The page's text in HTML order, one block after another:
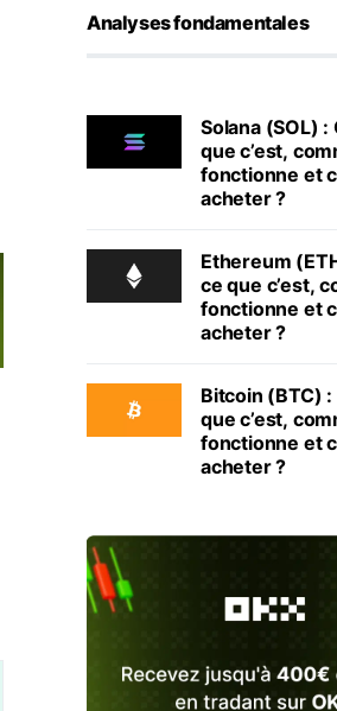
Analyses fondamentales
Solana (SOL) :
que c’est,
fonctionne et
acheter ?
Ethereum
ce que c’est,
fonctionne et
acheter ?
Bitcoin (BTC) :
que c’est,
fonctionne et
acheter ?